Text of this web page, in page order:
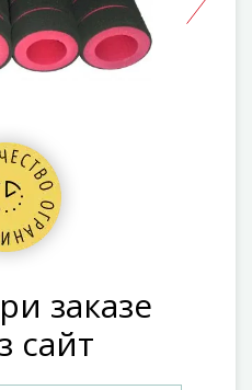
заказе
сайт